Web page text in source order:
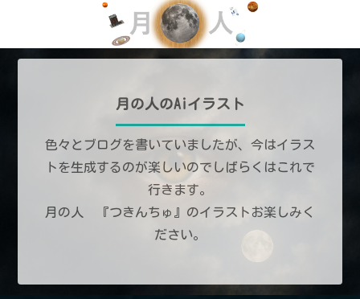
月の人のAiイラスト
色々とブログを書いていましたが、今はイラス
トを生成するのが楽しいのでしばらくはこれで
行きます。
月の人 『つきんちゅ』のイラストお楽しみく
ださい。